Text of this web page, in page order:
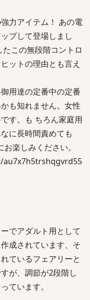
力アイテム！ あの電
プして登場しまし
この無段階コントロ
ットの理由とも言え
用達の定番中の定番
も知れません。女性
す。も ちろん家庭用
に長時間責めても
楽しみください。
でアダルト用として
成されています、そ
ているフェアリーと
が、調節が2段階し
ています。